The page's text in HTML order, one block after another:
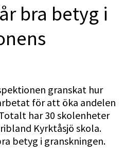
bra betyg i
granskat hur
för att öka andelen
har 30 skolenheter
Kyrktåsjö skola.
betyg i granskningen.